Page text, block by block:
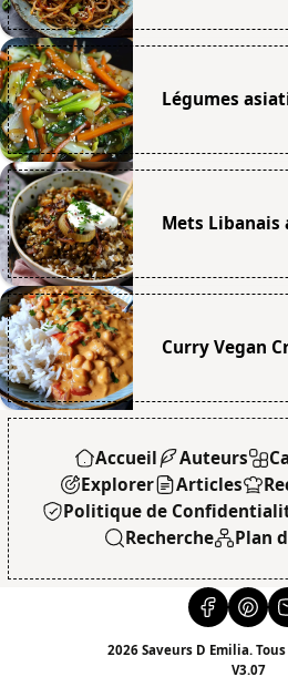
Légumes
Mets Libanais
Curry Vegan
Accueil Auteurs
Explorer
Articles
Politique de
Recherche
Plan
2026 Saveurs D Emilia.
V3.07